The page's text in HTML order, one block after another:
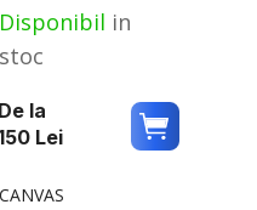
Disponibil in
stoc
De la
Lei
CANVAS